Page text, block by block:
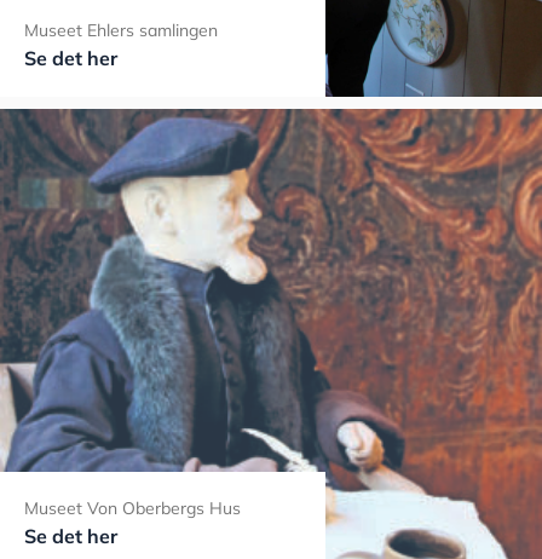
Museet Ehlers samlingen
Se det her
Museet Von Oberbergs Hus
Se det her